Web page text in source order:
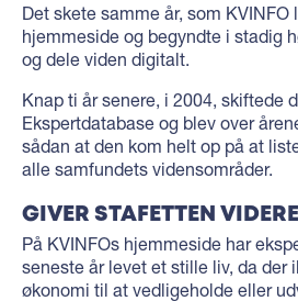
Det skete samme år, som
hjemmeside og begyndte i stadig
og dele viden digitalt.
Knap ti år senere, i 2004, skiftede
Ekspertdatabase og blev over
sådan at den kom helt op på at
alle samfundets vidensområder.
GIVER STAFETTEN VIDERE
På KVINFOs hjemmeside har
seneste år levet et stille liv, da der
økonomi til at vedligeholde eller